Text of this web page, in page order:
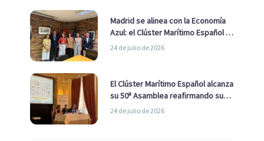
Madrid se alinea con la Economía
Azul: el Clúster Marítimo Español y
la Real Liga Naval avanzan alianzas
24 de julio de 2026
El Clúster Marítimo Español alcanza
su 50ª Asamblea reafirmando su
liderazgo en la Economía Azul
24 de julio de 2026